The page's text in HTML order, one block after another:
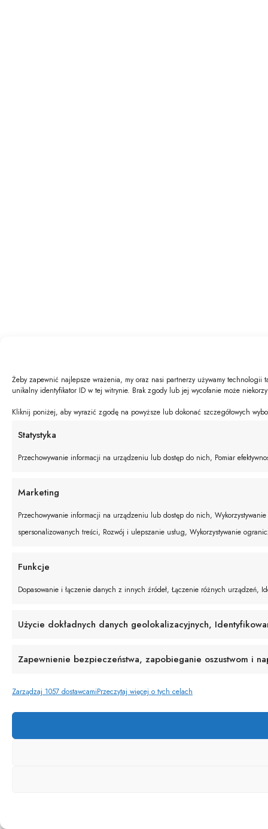
Żeby zapewnić najlepsze wrażenia, my oraz nasi partnerzy używamy
unikalny identyfikator ID w tej witrynie. Brak zgody lub jej wycofanie może
Kliknij poniżej, aby wyrazić zgodę na powyższe lub dokonać szczegółowych
Statystyka
Przechowywanie informacji na urządzeniu lub dostęp do nich, Pomiar
Marketing
Przechowywanie informacji na urządzeniu lub dostęp do nich,
spersonalizowanych treści, Rozwój i ulepszanie usług, Wykorzystywanie
Funkcje
Dopasowanie i łączenie danych z innych źródeł, Łączenie różnych urządzeń,
Użycie dokładnych danych geolokalizacyjnych,
Zapewnienie bezpieczeństwa, zapobieganie oszustwom i
Zarządzaj 1057 dostawcamiPrzeczytaj więcej o tych celach